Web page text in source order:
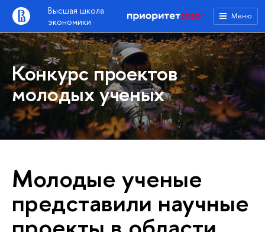
Высшая школа
экономики
Меню
Конкурс проектов
молодых ученых
Молодые ученые
представили научные